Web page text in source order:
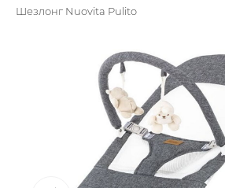
Шезлонг Nuovita Pulito